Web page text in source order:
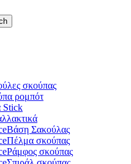
σκούπας
ρομπότ
Stick
Βάση Σακούλας
Πέλμα σκούπας
Ράμφος σκούπας